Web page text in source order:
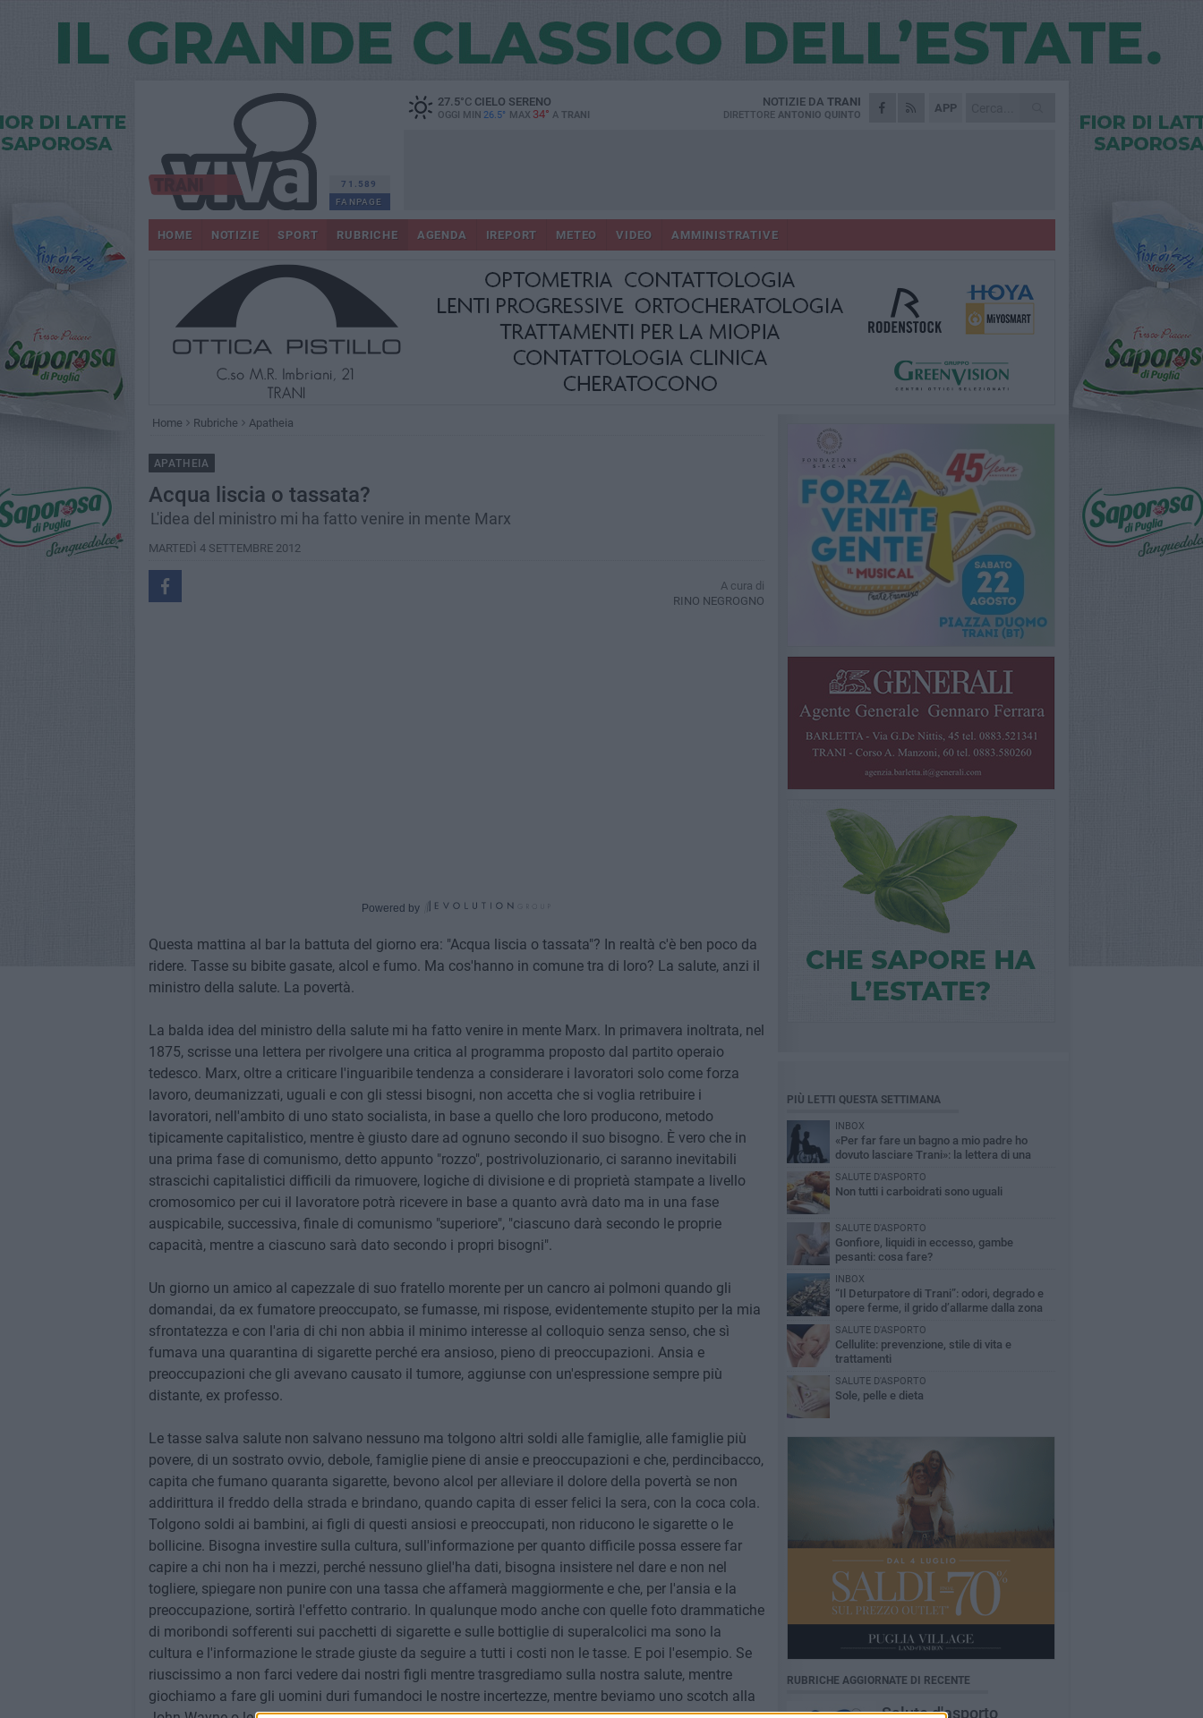
71.589
FANPAGE
27.5°CCIELO SERENO
OGGI MIN 26.5° MAX 34° A TRANI
APP
NOTIZIE DA TRANI
DIRETTORE ANTONIO QUINTO
HOME NOTIZIE SPORT RUBRICHE AGENDA IREPORT METEO VIDEO AMMINISTRATIVE
Home Rubriche Apatheia
APATHEIA
Acqua liscia o tassata?
L'idea del ministro mi ha fatto venire in mente Marx
MARTEDÌ 4 SETTEMBRE 2012
A cura di
RINO NEGROGNO
Powered by
Questa mattina al bar la battuta del giorno era: "Acqua liscia o tassata"? In realtà c'è ben poco da
ridere. Tasse su bibite gasate, alcol e fumo. Ma cos'hanno in comune tra di loro? La salute, anzi il
ministro della salute. La povertà.
La balda idea del ministro della salute mi ha fatto venire in mente Marx. In primavera inoltrata, nel
1875, scrisse una lettera per rivolgere una critica al programma proposto dal partito operaio
tedesco. Marx, oltre a criticare l'inguaribile tendenza a considerare i lavoratori solo come forza
lavoro, deumanizzati, uguali e con gli stessi bisogni, non accetta che si voglia retribuire i
lavoratori, nell'ambito di uno stato socialista, in base a quello che loro producono, metodo
tipicamente capitalistico, mentre è giusto dare ad ognuno secondo il suo bisogno. È vero che in
una prima fase di comunismo, detto appunto "rozzo", postrivoluzionario, ci saranno inevitabili
strascichi capitalistici difficili da rimuovere, logiche di divisione e di proprietà stampate a livello
cromosomico per cui il lavoratore potrà ricevere in base a quanto avrà dato ma in una fase
auspicabile, successiva, finale di comunismo "superiore", "ciascuno darà secondo le proprie
capacità, mentre a ciascuno sarà dato secondo i propri bisogni".
Un giorno un amico al capezzale di suo fratello morente per un cancro ai polmoni quando gli
domandai, da ex fumatore preoccupato, se fumasse, mi rispose, evidentemente stupito per la mia
sfrontatezza e con l'aria di chi non abbia il minimo interesse al colloquio senza senso, che sì
fumava una quarantina di sigarette perché era ansioso, pieno di preoccupazioni. Ansia e
preoccupazioni che gli avevano causato il tumore, aggiunse con un'espressione sempre più
distante, ex professo.
Le tasse salva salute non salvano nessuno ma tolgono altri soldi alle famiglie, alle famiglie più
povere, di un sostrato ovvio, debole, famiglie piene di ansie e preoccupazioni e che, perdincibacco,
capita che fumano quaranta sigarette, bevono alcol per alleviare il dolore della povertà se non
addirittura il freddo della strada e brindano, quando capita di esser felici la sera, con la coca cola.
Tolgono soldi ai bambini, ai figli di questi ansiosi e preoccupati, non riducono le sigarette o le
bollicine. Bisogna investire sulla cultura, sull'informazione per quanto difficile possa essere far
capire a chi non ha i mezzi, perché nessuno gliel'ha dati, bisogna insistere nel dare e non nel
togliere, spiegare non punire con una tassa che affamerà maggiormente e che, per l'ansia e la
preoccupazione, sortirà l'effetto contrario. In qualunque modo anche con quelle foto drammatiche
di moribondi sofferenti sui pacchetti di sigarette e sulle bottiglie di superalcolici ma sono la
cultura e l'informazione le strade giuste da seguire a tutti i costi non le tasse. E poi l'esempio. Se
riuscissimo a non farci vedere dai nostri figli mentre trasgrediamo sulla nostra salute, mentre
giochiamo a fare gli uomini duri fumandoci le nostre incertezze, mentre beviamo uno scotch alla
PIÙ LETTI QUESTA SETTIMANA
INBOX
«Per far fare un bagno a mio padre ho
dovuto lasciare Trani»: la lettera di una
SALUTE D'ASPORTO
Non tutti i carboidrati sono uguali
SALUTE D'ASPORTO
Gonfiore, liquidi in eccesso, gambe
pesanti: cosa fare?
INBOX
“Il Deturpatore di Trani”: odori, degrado e
opere ferme, il grido d’allarme dalla zona
SALUTE D'ASPORTO
Cellulite: prevenzione, stile di vita e
trattamenti
SALUTE D'ASPORTO
Sole, pelle e dieta
RUBRICHE AGGIORNATE DI RECENTE
Salute d'asporto